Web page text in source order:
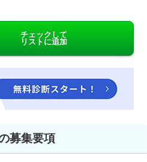
チェックして
リストに追加
募集要項